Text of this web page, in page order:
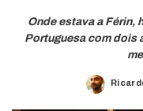
Onde estava a Férin,
Portuguesa com dois